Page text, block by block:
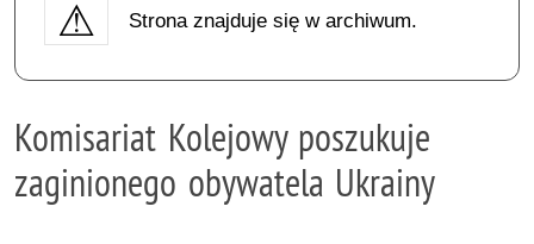
Strona znajduje się w archiwum.
Komisariat Kolejowy poszukuje
zaginionego obywatela Ukrainy